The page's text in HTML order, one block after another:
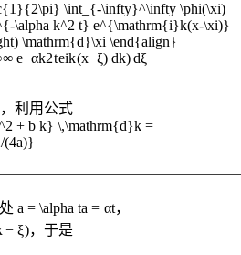
\int_{-\infty}^\infty \phi(\xi)
\alpha k^2 t} e^{\mathrm{i}k(x-\xi)}
\mathrm{d}\xi \end{align}
∞ e−αk2teik(x−ξ) dk)dξ
利用公式
+ b k} \,\mathrm{d}k =
a = \alpha ta = αt，
− ξ)，于是